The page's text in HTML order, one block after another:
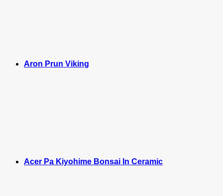
Aron Prun Viking
Acer Pa Kiyohime Bonsai In Ceramic